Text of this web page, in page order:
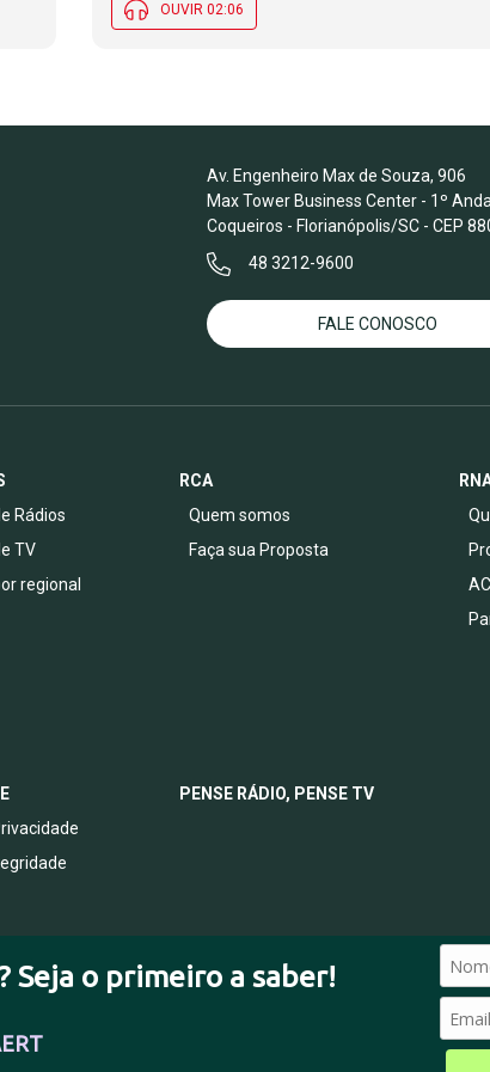
Seja o primeiro a saber!
OUVIR 02:06
Av. Engenheiro Max de Souza, 906
Max Tower Business Center - 1º
Coqueiros - Florianópolis/SC - CEP
48 3212-9600
FALE CONOSCO
Rádios
TV
regional
RCA
Quem somos
Faça sua Proposta
PENSE RÁDIO, PENSE TV